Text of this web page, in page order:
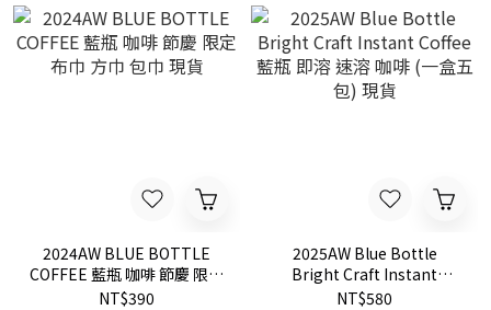
2024AW BLUE BOTTLE
COFFEE 藍瓶 咖啡 節慶 限定
布巾 方巾 包巾 現貨
NT$390
2025AW Blue Bottle
Bright Craft Instant
Coffee 藍瓶 即溶 速溶 咖啡
NT$580